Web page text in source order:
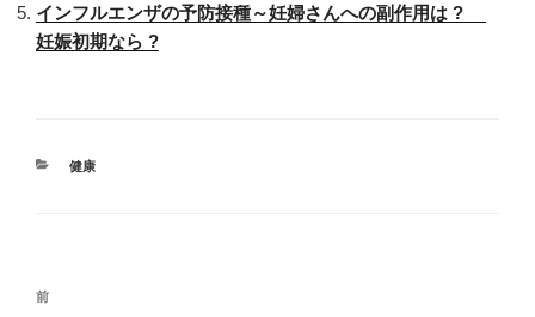
インフルエンザの予防接種～妊婦さんへの副作用は ?
妊娠初期なら ?
カ
健康
投
過
前